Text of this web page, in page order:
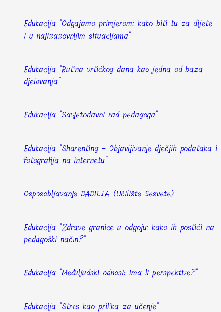
Edukacija "Odgajamo primjerom: kako biti tu za dijete
i u najizazovnijim situacijama"
Edukacija "Rutina vrtićkog dana kao jedna od baza
djelovanja"
Edukacija "Savjetodavni rad pedagoga"
Edukacija "Sharenting - Objavljivanje dječjih podataka i
fotografija na internetu"
Osposobljavanje DADILJA (Učilište Sesvete)
Edukacija "Zdrave granice u odgoju: kako ih postići na
pedagoški način?"
Edukacija "Međuljudski odnosi: Ima li perspektive?"
Edukacija "Stres kao prilika za učenje"